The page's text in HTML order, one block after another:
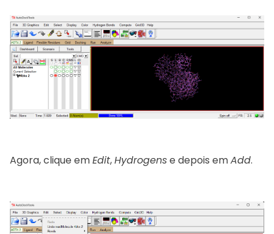
Agora, clique emEdit,Hydrogense depois emAdd.